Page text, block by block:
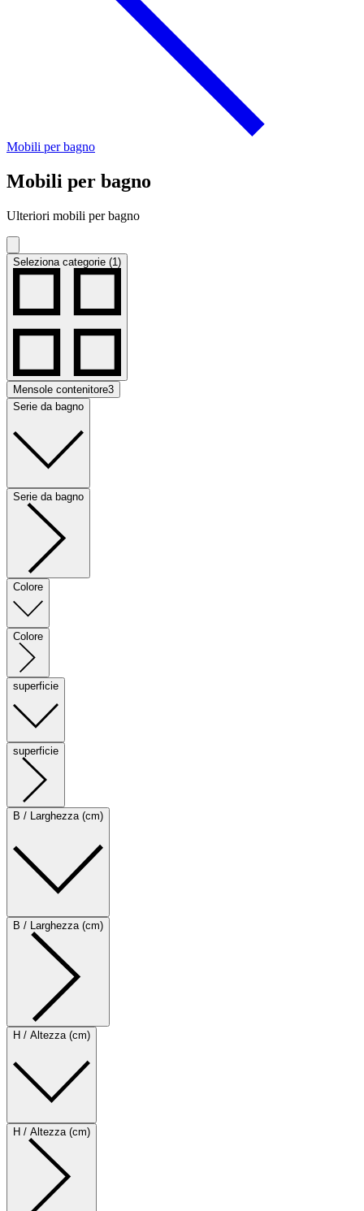
Mobili per bagno
Mobili per bagno
Ulteriori mobili per bagno
Seleziona categorie (1)
Mensole contenitore3
Serie da bagno
Serie da bagno
Colore
Colore
superficie
superficie
B / Larghezza (cm)
B / Larghezza (cm)
H / Altezza (cm)
H / Altezza (cm)